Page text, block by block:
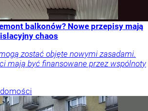
balkonów? Nowe przepisy mają
chaos
zostać objęte nowymi zasadami.
mają być finansowane przez wspólnoty